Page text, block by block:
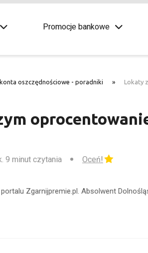
Promocje bankowe
oszczędnościowe - poradniki »
Lokaty
9 minut czytania Oceń!
Zgarnijpremie.pl. Absolwent